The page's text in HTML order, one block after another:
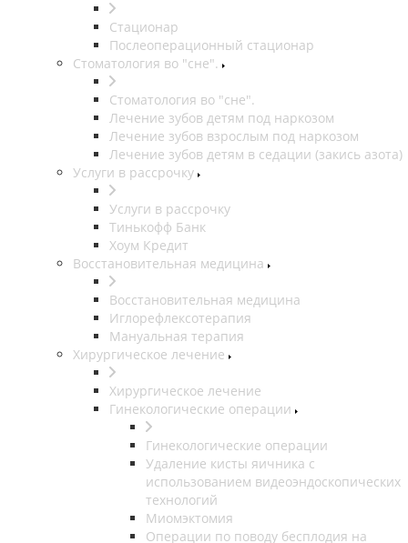
Стационар
Послеоперационный стационар
Стоматология во "сне".
Стоматология во "сне".
Лечение зубов детям под наркозом
Лечение зубов взрослым под наркозом
Лечение зубов детям в седации (закись азота)
Услуги в рассрочку
Услуги в рассрочку
Тинькофф Банк
Хоум Кредит
Восстановительная медицина
Восстановительная медицина
Иглорефлексотерапия
Мануальная терапия
Хирургическое лечение
Хирургическое лечение
Гинекологические операции
Гинекологические операции
Удаление кисты яичника с
использованием видеоэндоскопических
технологий
Миомэктомия
Операции по поводу бесплодия на